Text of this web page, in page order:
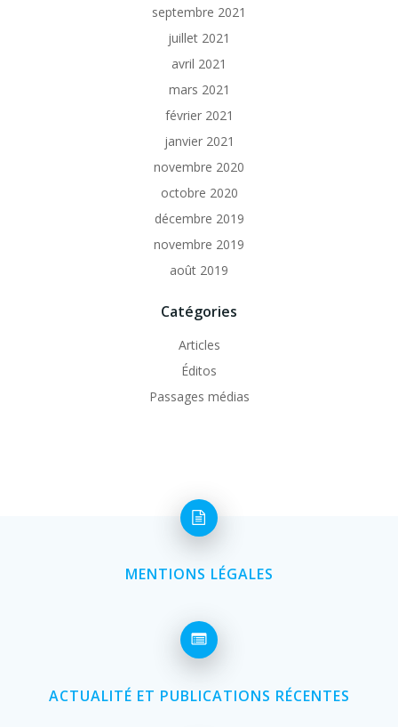
septembre 2021
juillet 2021
avril 2021
mars 2021
février 2021
janvier 2021
novembre 2020
octobre 2020
décembre 2019
novembre 2019
août 2019
Catégories
Articles
Éditos
Passages médias
MENTIONS LÉGALES
ACTUALITÉ ET PUBLICATIONS RÉCENTES